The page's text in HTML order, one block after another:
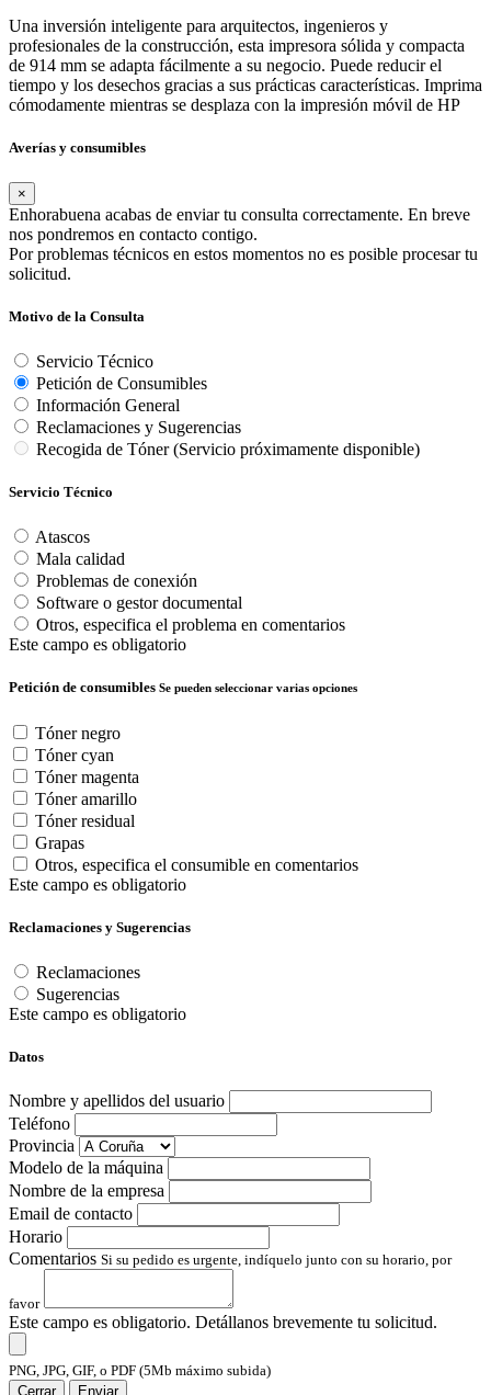
Una inversión inteligente para arquitectos, ingenieros y
profesionales de la construcción, esta impresora sólida y compacta
de 914 mm se adapta fácilmente a su negocio. Puede reducir el
tiempo y los desechos gracias a sus prácticas características. Imprima
cómodamente mientras se desplaza con la impresión móvil de HP
Averías y consumibles
×
Enhorabuena acabas de enviar tu consulta correctamente. En breve
nos pondremos en contacto contigo.
Por problemas técnicos en estos momentos no es posible procesar tu
solicitud.
Motivo de la Consulta
Servicio Técnico
Petición de Consumibles
Información General
Reclamaciones y Sugerencias
Recogida de Tóner (Servicio próximamente disponible)
Servicio Técnico
Atascos
Mala calidad
Problemas de conexión
Software o gestor documental
Otros, especifica el problema en comentarios
Este campo es obligatorio
Petición de consumibles Se pueden seleccionar varias opciones
Tóner negro
Tóner cyan
Tóner magenta
Tóner amarillo
Tóner residual
Grapas
Otros, especifica el consumible en comentarios
Este campo es obligatorio
Reclamaciones y Sugerencias
Reclamaciones
Sugerencias
Este campo es obligatorio
Datos
Nombre y apellidos del usuario
Teléfono
Provincia
Modelo de la máquina
Nombre de la empresa
Email de contacto
Horario
Comentarios Si su pedido es urgente, indíquelo junto con su horario, por
favor
Este campo es obligatorio. Detállanos brevemente tu solicitud.
PNG, JPG, GIF, o PDF (5Mb máximo subida)
Cerrar
Enviar